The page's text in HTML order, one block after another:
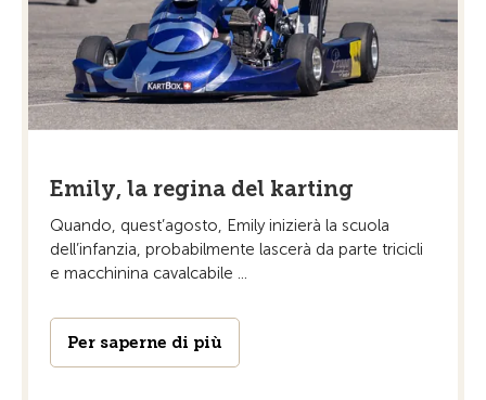
Emily, la regina del karting
Quando, quest’agosto, Emily inizierà la scuola
dell’infanzia, probabilmente lascerà da parte tricicli
e macchinina cavalcabile ...
Per saperne di più